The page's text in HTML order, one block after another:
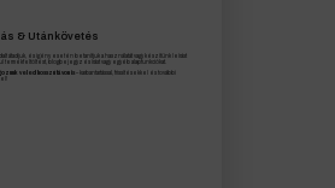
& Utánkövetés
átadjuk, és igény esetén betanítjuk a használatát vagy készítünk leírást
termékfeltöltést, blogbejegyzés írást vagy egyéb alapfunkciókat.
veled hosszú távon is
– karbantartással, frissítésekkel és további